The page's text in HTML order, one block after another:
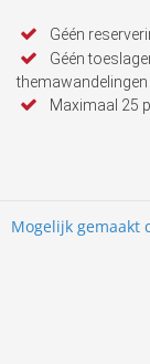
Géén
Géén
themawandelingen
Maximaal 25
Mogelijk gemaakt